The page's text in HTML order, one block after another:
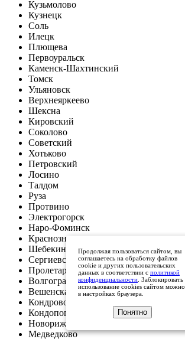
Кузьмолово
Кузнецк
Соль
Илецк
Плющева
Первоуральск
Каменск-Шахтинский
Томск
Ульяновск
Верхнеяркеево
Шексна
Кировский
Соколово
Советский
Хотьково
Петровский
Лосино
Талдом
Руза
Протвино
Электрогорск
Наро-Фоминск
Краснознаменск
Шебекино
Сергиевск
Пролетарская
Волгоград
Вешенская
Кондрово
Кондопога
Новорижское
Медведково
Продолжая пользоваться сайтом, вы
соглашаетесь на обработку файлов
cookie и других пользовательских
данных в соответствии с политикой
конфиденциальности . Заблокировать
использование cookies сайтом можно
в настройках браузера.
Понятно